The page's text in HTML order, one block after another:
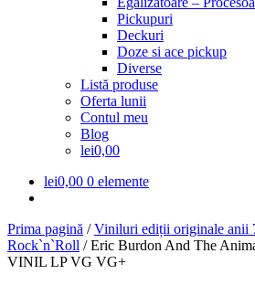
meniul
copil
Pickupuri
Deckuri
Doze si ace pickup
Diverse
Listă produse
Oferta lunii
Contul meu
Blog
lei0,00
lei0,00 0 elemente
Prima pagină /Viniluri ediții originale anii
Rock`n`Roll /Eric Burdon And The
VINIL LP VG VG+